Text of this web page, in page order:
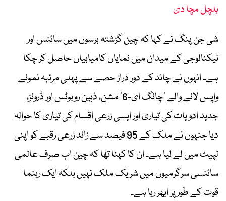
ہلچل مچا دی
شی جن پنگ نے کہا کہ چین گزشتہ برسوں میں سائنس اور
ٹیکنالوجی کے میدان میں نمایاں کامیابیاں حاصل کر چکا
ہے۔ انہوں نے چاند کے دور دراز حصے سے پہلی مرتبہ نمونے
واپس لانے والے ’چانگ ای-6‘ مشن، ذہین روبوٹس اور ڈرونز،
جدید ادویات کی تیاری اور ایسی زرعی اقسام کی تیاری کا حوالہ
دیا جنہوں نے ملک کے 95 فیصد سے زائد زرعی رقبے کو اپنی
لپیٹ میں لے لیا ہے۔ ان کا کہنا تھا کہ چین اب صرف عالمی
سائنسی سرگرمیوں میں شریک ملک نہیں بلکہ ایک رہنما
قوت کے طور پر ابھر رہا ہے۔